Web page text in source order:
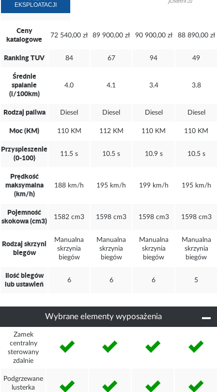
Ceny
katalogowe
72 540,00 zł 89 900,00 zł 90 900,00 zł 88 890,00 zł
Ranking TUV 84 67 94 49
Średnie
spalanie
(l/100km)
4.0 4.1 3.4 3.8
Rodzaj paliwa Diesel Diesel Diesel Diesel
Moc (KM) 110 KM 112 KM 110 KM 110 KM
Przyspieszenie
(0-100)
11.5 s 10.5 s 10.9 s 10.5 s
Prędkość
maksymalna
(km/h)
188 km/h 195 km/h 199 km/h 195 km/h
Pojemność
skokowa (cm3)
1582 cm3 1598 cm3 1598 cm3 1598 cm3
Rodzaj skrzyni
biegów
Manualna
skrzynia
biegów
Manualna
skrzynia
biegów
Manualna
skrzynia
biegów
Manualna
skrzynia
biegów
Ilość biegów
lub ustawień
6 6 6 5
Wybrane elementy wyposażenia
Zamek
centralny
sterowany
zdalnie
Podgrzewane
lusterka